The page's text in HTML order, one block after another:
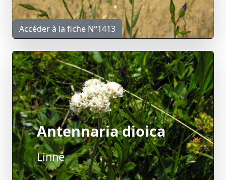
Accéder à la fiche N°1413
Antennaria dioica
Linné